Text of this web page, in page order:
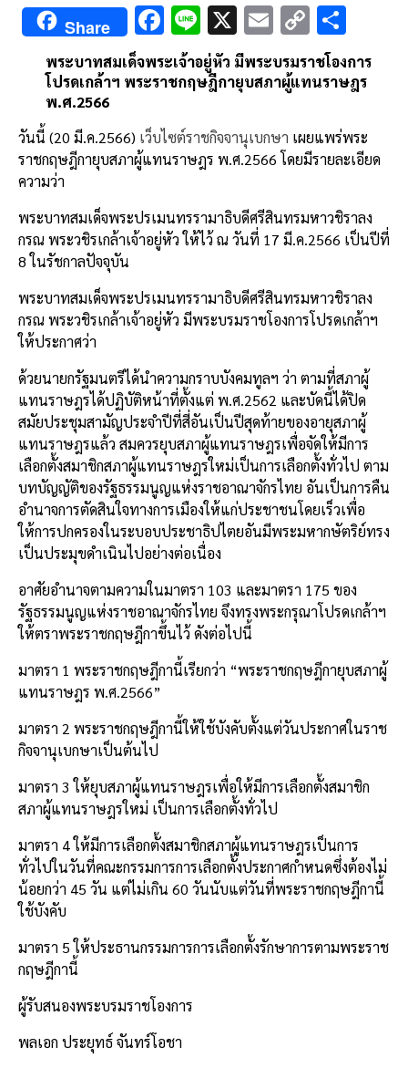
Share F
ac
e
o
o
Li
n
e
X E
m
ai
C
o
py
n
k
h
ar
พระบาทสมเด็จพระเจ้าอยู่หัว มีพระบรมราชโองการ
โปรดเกล้าฯ พระราชกฤษฎีกายุบสภาผู้แทนราษฎร
พ.ศ.2566
วันนี้ (20 มี.ค.2566) เว็บไซต์ราชกิจจานุเบกษา เผยแพร่พระ
ราชกฤษฎีกายุบสภาผู้แทนราษฎร พ.ศ.2566 โดยมีรายละเอียด
ความว่า
พระบาทสมเด็จพระปรเมนทรรามาธิบดีศรีสินทรมหาวชิราลง
กรณ พระวชิรเกล้าเจ้าอยู่หัว ให้ไว้ ณ วันที่ 17 มี.ค.2566 เป็นปีที่
8 ในรัชกาลปัจจุบัน
พระบาทสมเด็จพระปรเมนทรรามาธิบดีศรีสินทรมหาวชิราลง
กรณ พระวชิรเกล้าเจ้าอยู่หัว มีพระบรมราชโองการโปรดเกล้าฯ
ให้ประกาศว่า
ด้วยนายกรัฐมนตรีได้นำความกราบบังคมทูลฯ ว่า ตามที่สภาผู้
แทนราษฎรได้ปฏิบัติหน้าที่ตั้งแต่ พ.ศ.2562 และบัดนี้ได้ปิด
สมัยประชุมสามัญประจำปีที่สี่อันเป็นปีสุดท้ายของอายุสภาผู้
แทนราษฎรแล้ว สมควรยุบสภาผู้แทนราษฎรเพื่อจัดให้มีการ
เลือกตั้งสมาชิกสภาผู้แทนราษฎรใหม่เป็นการเลือกตั้งทั่วไป ตาม
บทบัญญัติของรัฐธรรมนูญแห่งราชอาณาจักรไทย อันเป็นการคืน
อำนาจการตัดสินใจทางการเมืองให้แก่ประชาชนโดยเร็วเพื่อ
ให้การปกครองในระบอบประชาธิปไตยอันมีพระมหากษัตริย์ทรง
เป็นประมุขดำเนินไปอย่างต่อเนื่อง
อาศัยอำนาจตามความในมาตรา 103 และมาตรา 175 ของ
รัฐธรรมนูญแห่งราชอาณาจักรไทย จึงทรงพระกรุณาโปรดเกล้าฯ
ให้ตราพระราชกฤษฎีกาขึ้นไว้ ดังต่อไปนี้
มาตรา 1 พระราชกฤษฎีกานี้เรียกว่า “พระราชกฤษฎีกายุบสภาผู้
แทนราษฎร พ.ศ.2566”
มาตรา 2 พระราชกฤษฎีกานี้ให้ใช้บังคับตั้งแต่วันประกาศในราช
กิจจานุเบกษาเป็นต้นไป
มาตรา 3 ให้ยุบสภาผู้แทนราษฎรเพื่อให้มีการเลือกตั้งสมาชิก
สภาผู้แทนราษฎรใหม่ เป็นการเลือกตั้งทั่วไป
มาตรา 4 ให้มีการเลือกตั้งสมาชิกสภาผู้แทนราษฎรเป็นการ
ทั่วไปในวันที่คณะกรรมการการเลือกตั้งประกาศกำหนดซึ่งต้องไม่
น้อยกว่า 45 วัน แต่ไม่เกิน 60 วันนับแต่วันที่พระราชกฤษฎีกานี้
ใช้บังคับ
มาตรา 5 ให้ประธานกรรมการการเลือกตั้งรักษาการตามพระราช
กฤษฎีกานี้
ผู้รับสนองพระบรมราชโองการ
พลเอก ประยุทธ์ จันทร์โอชา